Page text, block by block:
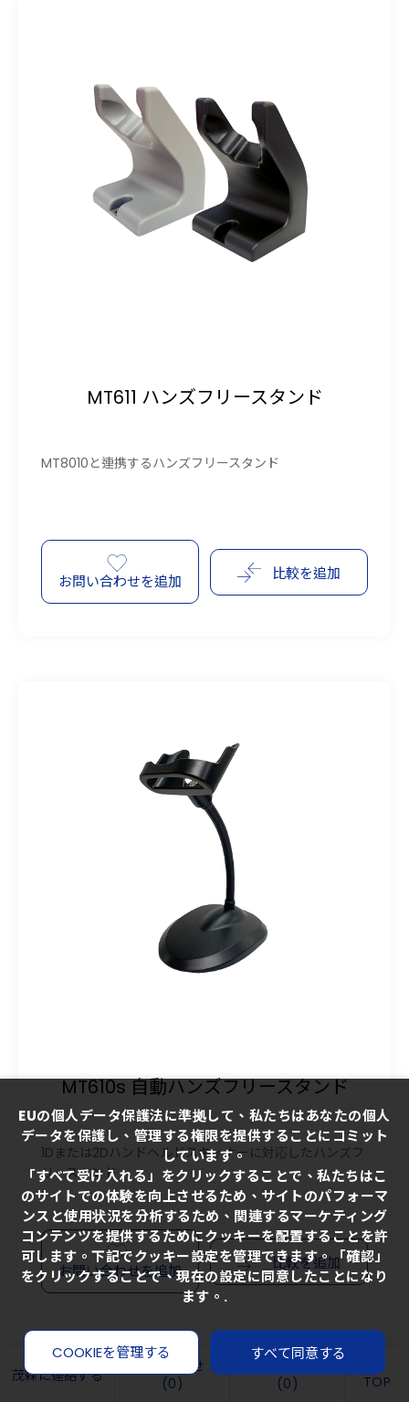
MT611 ハンズフリースタンド
MT8010と連携するハンズフリースタンド
お問い合わせを追加 比較を追加
MT610s 自動ハンズフリースタンド
1Dまたは2Dハンドヘルドスキャナーに対応したハンズフ
リースタンド
お問い合わせを追加 比較を追加
茂森に連絡する
問い合わせ
(0 )
(0 ) TOP
EUの個人データ保護法に準拠して、私たちはあなたの個人
データを保護し、管理する権限を提供することにコミット
しています。
「すべて受け入れる」をクリックすることで、私たちはこ
のサイトでの体験を向上させるため、サイトのパフォーマ
ンスと使用状況を分析するため、関連するマーケティング
コンテンツを提供するためにクッキーを配置することを許
可します。下記でクッキー設定を管理できます。「確認」
をクリックすることで、現在の設定に同意したことになり
ます。 .
COOKIEを管理する すべて同意する